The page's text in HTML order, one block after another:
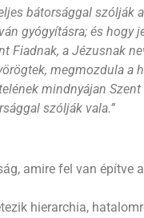
bátorsággal szólják
gyógyításra; és hogy
Fiadnak, a Jézusnak
megmozdula a
mindnyájan Szent
szólják vala.”
amire fel van építve a
hierarchia,